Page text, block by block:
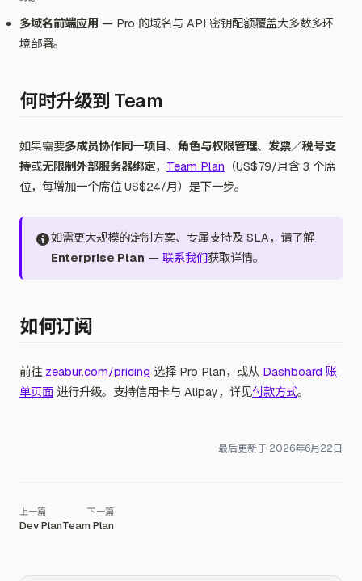
多域名前端应用 — Pro 的域名与 API 密钥配额覆盖大多数多环
境部署。
何时升级到 Team
如果需要多成员协作同一项目 、 角色与权限管理、 发票／税号支
持或无限制外部服务器绑定， Team Plan （US$79/月含 3 个席
位，每增加一个席位 US$24/月）是下一步。
如需更大规模的定制方案、专属支持及 SLA，请了解
Enterprise Plan — 联系我们获取详情。
如何订阅
前往 zeabur.com/pricing 选择 Pro Plan，或从 Dashboard 账
单页面 进行升级。支持信用卡与 Alipay，详见付款方式。
最后更新于 2026年6月22日
Dev PlanTeam Plan